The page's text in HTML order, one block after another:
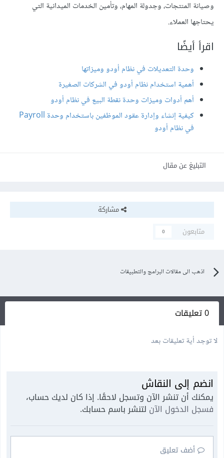
وصيانة المنتجات، وجدولة المهام، وتأمين الخدمات الميدانية التي
يحتاجها العملاء.
اقرأ أيضًا
وحدة التعديلات في نظام أودو وميزاتها
أهمية استخدام نظام أودو في الشركات الصغيرة
أهم أدوات وميزات وحدة نقطة البيع في نظام أودو
كيفية إنشاء وإدارة عقود الموظفين باستخدام وحدة Payroll
في نظام أودو
التبليغ عن مقال
مشاركة
متابعون
0
اذهب الى مقالات البرامج والتطبيقات
0 تعليقات
لا توجد أية تعليقات بعد
انضم إلى النقاش
يمكنك أن تنشر الآن وتسجل لاحقًا. إذا كان لديك حساب،
فسجل الدخول الآن لتنشر باسم حسابك.
أضف تعليق